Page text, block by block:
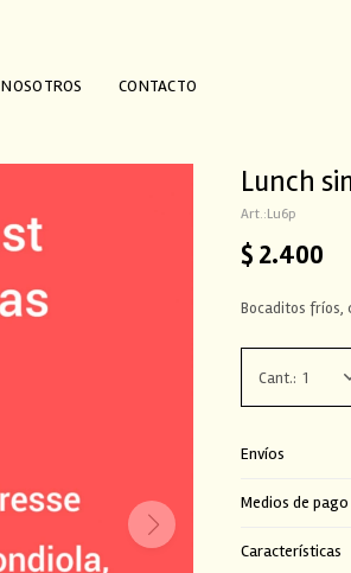
NOSOTROS CONTACTO
Lunch
Lu6p
$ 2.400
Bocaditos fríos,
1
Envíos
Medios de pago
Características